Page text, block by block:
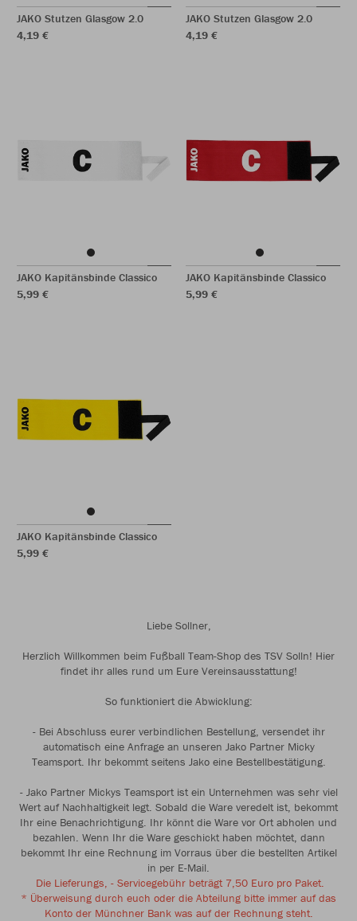
JAKO Stutzen Glasgow 2.0
4,19 €
JAKO Stutzen Glasgow 2.0
4,19 €
JAKO Kapitänsbinde Classico
5,99 €
JAKO Kapitänsbinde Classico
5,99 €
JAKO Kapitänsbinde Classico
5,99 €
Liebe Sollner,
Herzlich Willkommen beim Fußball Team-Shop des TSV Solln! Hier
findet ihr alles rund um Eure Vereinsausstattung!
So funktioniert die Abwicklung:
- Bei Abschluss eurer verbindlichen Bestellung, versendet ihr
automatisch eine Anfrage an unseren Jako Partner Micky
Teamsport. Ihr bekommt seitens Jako eine Bestellbestätigung.
- Jako Partner Mickys Teamsport ist ein Unternehmen was sehr viel
Wert auf Nachhaltigkeit legt. Sobald die Ware veredelt ist, bekommt
Ihr eine Benachrichtigung. Ihr könnt die Ware vor Ort abholen und
bezahlen. Wenn Ihr die Ware geschickt haben möchtet, dann
bekommt Ihr eine Rechnung im Vorraus über die bestellten Artikel
in per E-Mail.
Die Lieferungs, - Servicegebühr beträgt 7,50 Euro pro Paket.
* Überweisung durch euch oder die Abteilung bitte immer auf das
Konto der Münchner Bank was auf der Rechnung steht.